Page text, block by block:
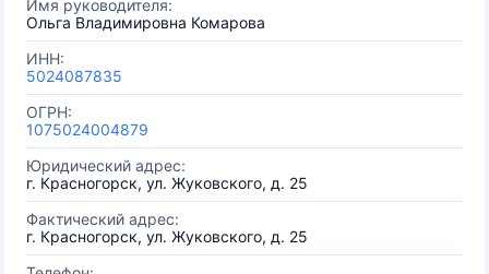
Имя руководителя:
Ольга Владимировна Комарова
ИНН:
5024087835
ОГРН:
1075024004879
Юридический адрес:
г. Красногорск, ул. Жуковского, д. 25
Фактический адрес:
г. Красногорск, ул. Жуковского, д. 25